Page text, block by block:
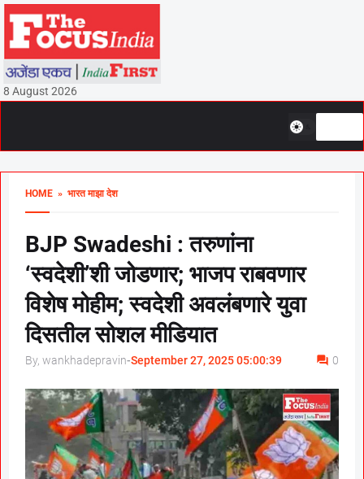
8 August 2026
HOME » भारत माझा देश
BJP Swadeshi : तरुणांना
‘स्वदेशी’शी जोडणार; भाजप राबवणार
विशेष मोहीम; स्वदेशी अवलंबणारे युवा
दिसतील सोशल मीडियात
By, wankhadepravin-September 27, 2025 05:00:39 0